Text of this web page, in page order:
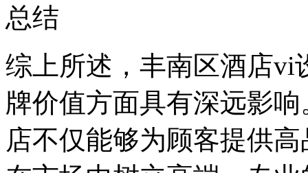
总结
综上所述，丰南区酒店vi
牌价值方面具有深远影
店不仅能够为顾客提供